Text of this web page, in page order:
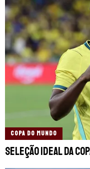
COPA DO MUNDO
Seleção ideal da